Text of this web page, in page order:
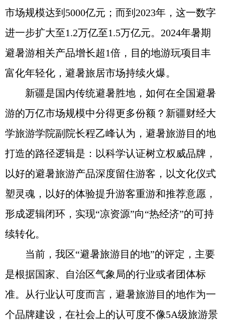
市场规模达到5000亿元；而到2023年，这一数字
进一步扩大至1.2万亿至1.5万亿元。2024年暑期
避暑游相关产品增长超1倍，目的地游玩项目丰
富化年轻化，避暑旅居市场持续火爆。
新疆是国内传统避暑胜地，如何在全国避暑
游的万亿市场规模中分得更多份额？新疆财经大
学旅游学院副院长程乙峰认为，避暑旅游目的地
打造的路径逻辑是：以科学认证树立权威品牌，
以好的避暑旅游产品深度留住游客，以文化仪式
塑灵魂，以好的体验提升游客重游和推荐意愿，
形成逻辑闭环，实现“凉资源”向“热经济”的可持
续转化。
当前，我区“避暑旅游目的地”的评定，主要
是根据国家、自治区气象局的行业或者团体标
准。从行业认可度而言，避暑旅游目的地作为一
个品牌建设，在社会上的认可度不像5A级旅游景